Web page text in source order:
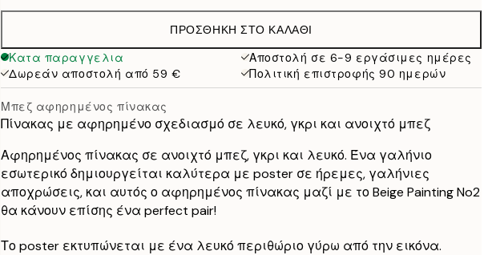
38 €
ΠΡΟΣΘΉΚΗ ΣΤΟ ΚΑΛΆΘΙ
Κατα παραγγελια
Αποστολή σε 6-9 εργάσιμες ημέρες
Δωρεάν αποστολή από 59 €
Πολιτική επιστροφής 90 ημερών
Μπεζ αφηρημένος πίνακας
Πίνακας με αφηρημένο σχεδιασμό σε λευκό, γκρι και ανοιχτό μπεζ
Αφηρημένος πίνακας σε ανοιχτό μπεζ, γκρι και λευκό. Ένα γαλήνιο
εσωτερικό δημιουργείται καλύτερα με poster σε ήρεμες, γαλήνιες
αποχρώσεις, και αυτός ο αφηρημένος πίνακας μαζί με το Beige Painting No2
θα κάνουν επίσης ένα perfect pair!
Το poster εκτυπώνεται με ένα λευκό περιθώριο γύρω από την εικόνα.